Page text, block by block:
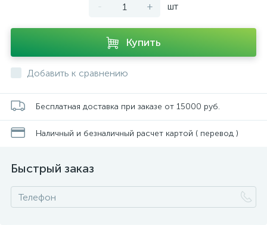
- + шт
Купить
Добавить к сравнению
Бесплатная доставка при заказе от 15000 руб.
Наличный и безналичный расчет картой ( перевод )
Быстрый заказ